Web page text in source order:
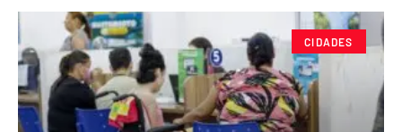
CIDADES